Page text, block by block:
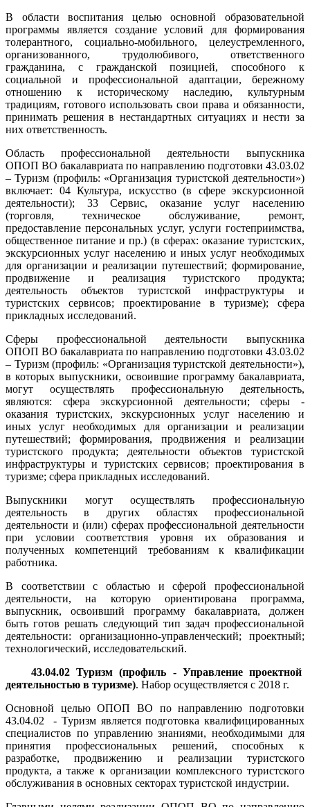
В области воспитания целью основной образовательной
программы является создание условий для формирования
толерантного, социально-мобильного, целеустремленного,
организованного, трудолюбивого, ответственного
гражданина, с гражданской позицией, способного к
социальной и профессиональной адаптации, бережному
отношению к историческому наследию, культурным
традициям, готового использовать свои права и обязанности,
принимать решения в нестандартных ситуациях и нести за
них ответственность.
Область профессиональной деятельности выпускника
ОПОП ВО бакалавриата по направлению подготовки 43.03.02
– Туризм (профиль: «Организация туристской деятельности»)
включает: 04 Культура, искусство (в сфере экскурсионной
деятельности); 33 Сервис, оказание услуг населению
(торговля, техническое обслуживание, ремонт,
предоставление персональных услуг, услуги гостеприимства,
общественное питание и пр.) (в сферах: оказание туристских,
экскурсионных услуг населению и иных услуг необходимых
для организации и реализации путешествий; формирование,
продвижение и реализация туристского продукта;
деятельность объектов туристской инфраструктуры и
туристских сервисов; проектирование в туризме); сфера
прикладных исследований.
Сферы профессиональной деятельности выпускника
ОПОП ВО бакалавриата по направлению подготовки 43.03.02
– Туризм (профиль: «Организация туристской деятельности»),
в которых выпускники, освоившие программу бакалавриата,
могут осуществлять профессиональную деятельность,
являются: сфера экскурсионной деятельности; сферы -
оказания туристских, экскурсионных услуг населению и
иных услуг необходимых для организации и реализации
путешествий; формирования, продвижения и реализации
туристского продукта; деятельности объектов туристской
инфраструктуры и туристских сервисов; проектирования в
туризме; сфера прикладных исследований.
Выпускники могут осуществлять профессиональную
деятельность в других областях профессиональной
деятельности и (или) сферах профессиональной деятельности
при условии соответствия уровня их образования и
полученных компетенций требованиям к квалификации
работника.
В соответствии с областью и сферой профессиональной
деятельности, на которую ориентирована программа,
выпускник, освоивший программу бакалавриата, должен
быть готов решать следующий тип задач профессиональной
деятельности: организационно-управленческий; проектный;
технологический, исследовательский.
43.04.02 Туризм (профиль - Управление проектной
деятельностью в туризме). Набор осуществляется с 2018 г.
Основной целью ОПОП ВО по направлению подготовки
43.04.02 - Туризм является подготовка квалифицированных
специалистов по управлению знаниями, необходимыми для
принятия профессиональных решений, способных к
разработке, продвижению и реализации туристского
продукта, а также к организации комплексного туристского
обслуживания в основных секторах туристской индустрии.